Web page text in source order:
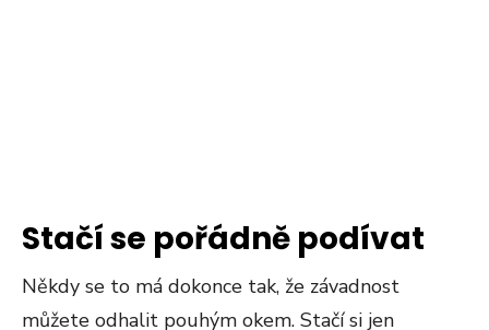
Stačí se pořádně podívat
Někdy se to má dokonce tak, že závadnost
můžete odhalit pouhým okem. Stačí si jen